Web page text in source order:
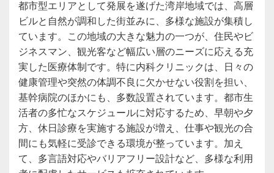
都市型エリアとして発展を遂げた湾岸地域では、高層
ビルと自然が調和した街並みに、多様な施設が集積し
ています。この地域の大きな魅力の一つが、住民やビ
ジネスマン、観光客など幅広い層のニーズに応える充
実した医療体制です。特に内科クリニックは、日々の
健康管理や突然の体調不良に欠かせない役割を担い、
基幹病院のほかにも、多数設置されています。都市生
活者の多忙なスケジュールに対応するため、早朝や夕
方、休日診療を実施する施設が増え、仕事や観光の合
間にも気軽に受診できる環境が整っています。加え
て、多言語対応やバリアフリー設計など、多様な利用